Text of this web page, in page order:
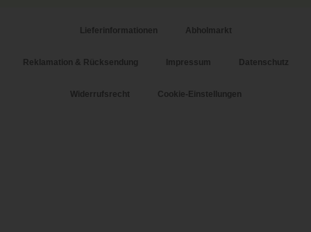
Lieferinformationen Abholmarkt
Reklamation & Rücksendung Impressum Datenschutz
Widerrufsrecht Cookie-Einstellungen